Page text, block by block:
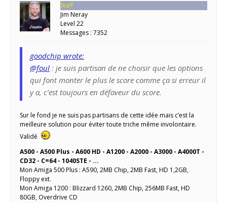
Staff
Jim Neray
Level 22
Messages : 7352
goodchip wrote:
@foul : je suis partisan de ne choisir que les options
qui font monter le plus le score comme ça si erreur il
y a, c’est toujours en défaveur du score.
Sur le fond je ne suis pas partisans de cette idée mais c’est la
meilleure solution pour éviter toute triche même involontaire.
Validé
A500 - A500 Plus - A600 HD - A1200 - A2000 - A3000 - A4000T -
CD32 - C=64 - 1040STE - ...
Mon Amiga 500 Plus : A590, 2MB Chip, 2MB Fast, HD 1,2GB,
Floppy ext.
Mon Amiga 1200 : Blizzard 1260, 2MB Chip, 256MB Fast, HD
80GB, Overdrive CD